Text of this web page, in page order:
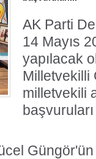
AK Parti
14 Mayıs
yapılacak
Milletvekilli
milletvekili
Güngör'ün